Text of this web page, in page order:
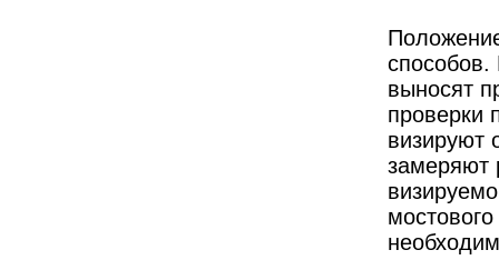
выносят
проверки
визируют
замеряют